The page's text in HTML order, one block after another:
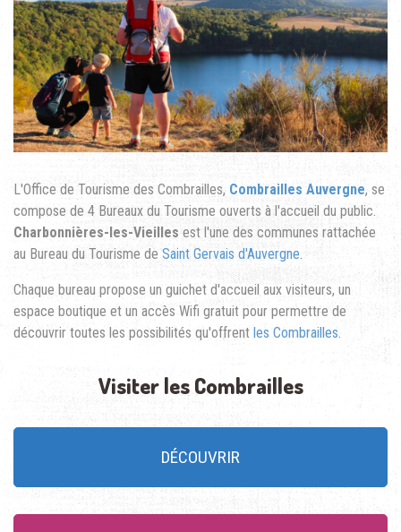
L'Office de Tourisme des Combrailles, Combrailles Auvergne, se
compose de 4 Bureaux du Tourisme ouverts à l'accueil du public.
Charbonnières-les-Vieilles est l'une des communes rattachée
au Bureau du Tourisme de Saint Gervais d'Auvergne.
Chaque bureau propose un guichet d'accueil aux visiteurs, un
espace boutique et un accès Wifi gratuit pour permettre de
découvrir toutes les possibilités qu'offrent les Combrailles
Visiter les Combrailles
DÉCOUVRIR